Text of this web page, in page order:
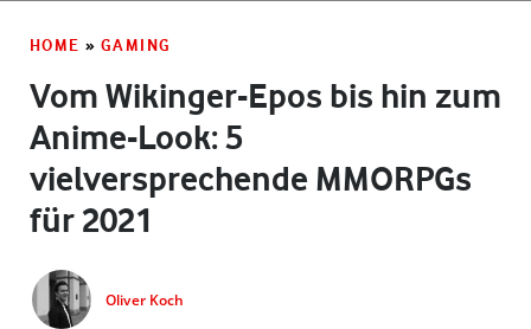
HOME » GAMING
Vom Wikinger-Epos bis hin zum
Anime-Look: 5
vielversprechende MMORPGs
für 2021
Oliver Koch